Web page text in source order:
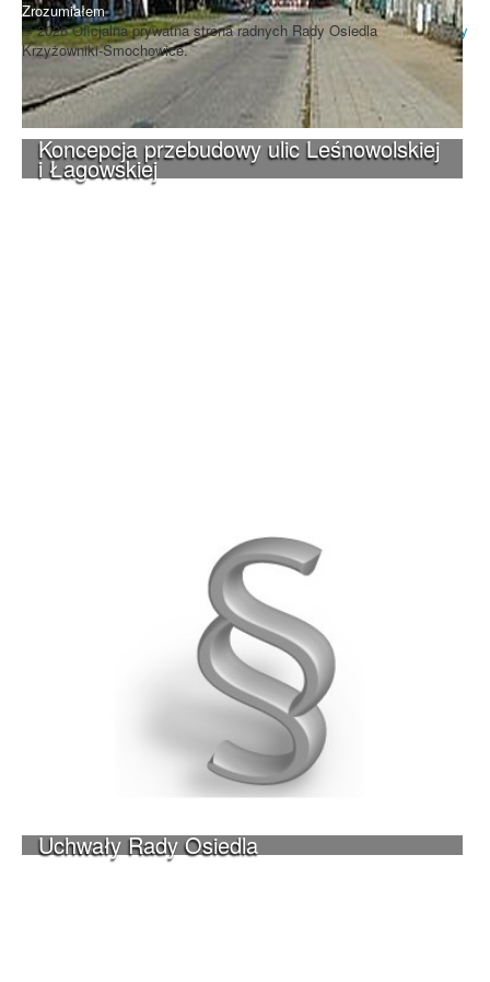
Koncepcja przebudowy ulic Leśnowolskiej
i Łagowskiej
Uchwały Rady Osiedla
Zrozumiałem
Do góry
© 2026 Oficjalna prywatna strona radnych Rady Osiedla
Krzyżowniki-Smochowice.